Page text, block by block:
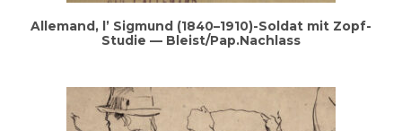
Alle­mand, l’ Sig­mund (1840–1910)-Soldat mit Zopf-
Stu­die — Bleist/Pap.Nachlass